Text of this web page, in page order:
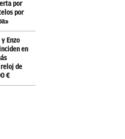
por
por
y Enzo
en
de
€